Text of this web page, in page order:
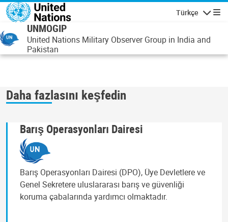
Ana içeriğe atla
Türkçe
Gezinti
UNMOGIP
United Nations Military Observer Group in India and
Pakistan
Daha fazlasını keşfedin
Barış Operasyonları Dairesi
Barış Operasyonları Dairesi (DPO), Üye Devletlere ve
Genel Sekretere uluslararası barış ve güvenliği
koruma çabalarında yardımcı olmaktadır.